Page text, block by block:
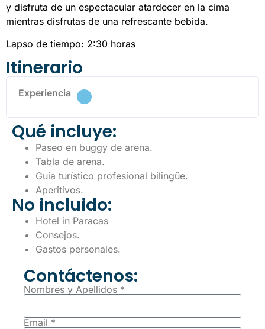
y disfruta de un espectacular atardecer en la cima
mientras disfrutas de una refrescante bebida.
Lapso de tiempo: 2:30 horas
Itinerario
Experiencia
Qué incluye:
Paseo en buggy de arena.
Tabla de arena.
Guía turístico profesional bilingüe.
Aperitivos.
No incluido:
Hotel in Paracas
Consejos.
Gastos personales.
Contáctenos:
Nombres y Apellidos *
Email *